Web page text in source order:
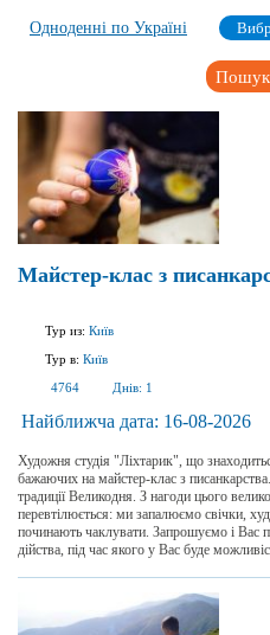
Одноденні по Україні
Пошук
Майстер-клас з
Тур из: Київ
Тур в: Київ
4764
Днів: 1
Найближча дата: 16-08-2026
Художня студія "Ліхтарик", що
бажаючих на майстер-клас з
традиції Великодня. З нагоди цього
перевтілюється: ми запалюємо свічки,
починають чаклувати. Запрошуємо і Вас
дійства, під час якого у Вас буде